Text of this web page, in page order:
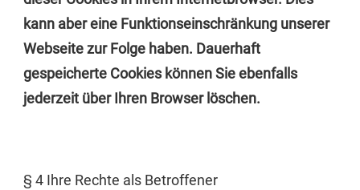
kann aber eine Funktionseinschränkung unserer
Webseite zur Folge haben. Dauerhaft
gespeicherte Cookies können Sie ebenfalls
jederzeit über Ihren Browser löschen.
§ 4 Ihre Rechte als Betroffener